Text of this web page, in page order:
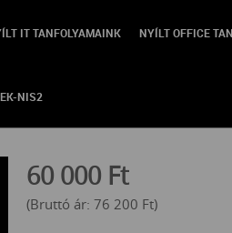
IT TANFOLYAMAINK NYÍLT OFFICE
NIS2
60 000 Ft
(Bruttó ár: 76 200 Ft)